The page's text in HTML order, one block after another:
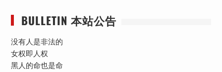
页
BULLETIN 本站公告
没有人是非法的
女权即人权
黑人的命也是命